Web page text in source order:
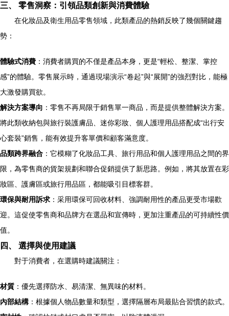
三、 零售洞察：引領品類創新與消費體驗
在化妝品及衛生用品零售領域，此類產品的熱銷反映了幾個關鍵趨
勢：
體驗式消費 ：消費者購買的不僅是產品本身，更是“輕松、整潔、掌控
感”的體驗。零售展示時，通過現場演示“卷起”與“展開”的強烈對比，能極
大激發購買欲。
解決方案導向 ：零售不再局限于銷售單一商品，而是提供整體解決方案。
將此類收納包與旅行裝護膚品、迷你彩妝、個人護理用品搭配成“出行安
心套裝”銷售，能有效提升客單價和顧客滿意度。
品類跨界融合 ：它模糊了化妝品工具、旅行用品和個人護理用品之間的界
限，為零售商的貨架規劃和聯合促銷提供了新思路。例如，將其放置在彩
妝區、護膚區或旅行用品區，都能吸引目標客群。
環保與耐用訴求 ：采用環保可回收材料、強調耐用性的產品更受市場歡
迎。這促使零售商和品牌方在選品和宣傳時，更加注重產品的可持續性價
值。
四、 選擇與使用建議
對于消費者，在選購時建議關注：
材質 ：優先選擇防水、易清潔、無異味的材料。
內部結構：根據個人物品數量和類型，選擇隔層布局最貼合習慣的款式。